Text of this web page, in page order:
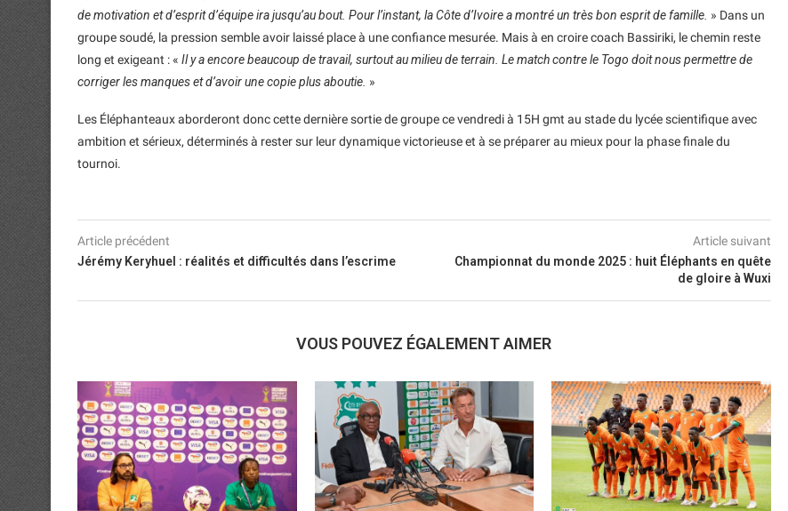
de motivation et d’esprit d’équipe ira jusqu’au bout. Pour l’instant, la Côte d’Ivoire a montré un très bon esprit de famille. » Dans un
groupe soudé, la pression semble avoir laissé place à une confiance mesurée. Mais à en croire coach Bassiriki, le chemin reste
long et exigeant : « Il y a encore beaucoup de travail, surtout au milieu de terrain. Le match contre le Togo doit nous permettre de
corriger les manques et d’avoir une copie plus aboutie. »
Les Éléphanteaux aborderont donc cette dernière sortie de groupe ce vendredi à 15H gmt au stade du lycée scientifique avec
ambition et sérieux, déterminés à rester sur leur dynamique victorieuse et à se préparer au mieux pour la phase finale du
tournoi.
Article précédent
Jérémy Keryhuel : réalités et difficultés dans l’escrime
Article suivant
Championnat du monde 2025 : huit Éléphants en quête
de gloire à Wuxi
VOUS POUVEZ ÉGALEMENT AIMER